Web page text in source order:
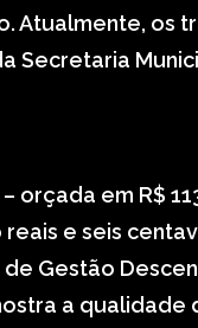
Atualmente, os
Secretaria
orçada em R$
e seis
de Gestão
a qualidade